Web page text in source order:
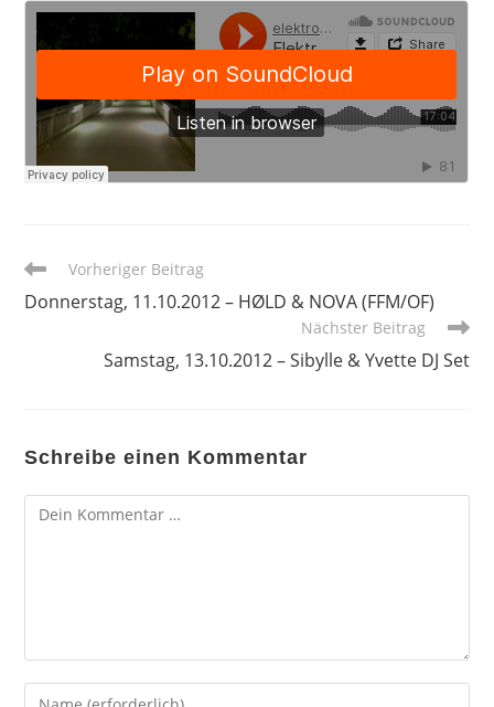
Weitere
ansehen
Vorheriger Beitrag
Donnerstag, 11.10.2012 – HØLD & NOVA (FFM/OF)
Nächster Beitrag
Samstag, 13.10.2012 – Sibylle & Yvette DJ Set
Schreibe einen Kommentar
Kommentar
Gib